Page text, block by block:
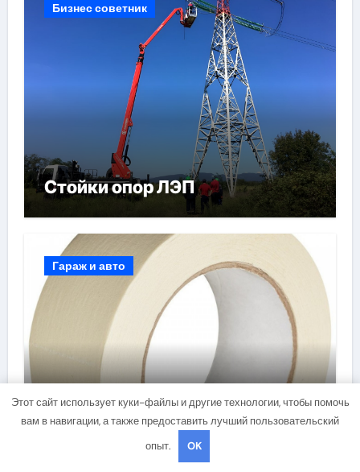
Бизнес советник
Стойки опор ЛЭП
Гараж и авто
Малярный скотч: Ваш
незаменимый помощник при
ремонтных работах
Этот сайт использует куки-файлы и другие технологии, чтобы помочь
вам в навигации, а также предоставить лучший пользовательский
опыт.
OK